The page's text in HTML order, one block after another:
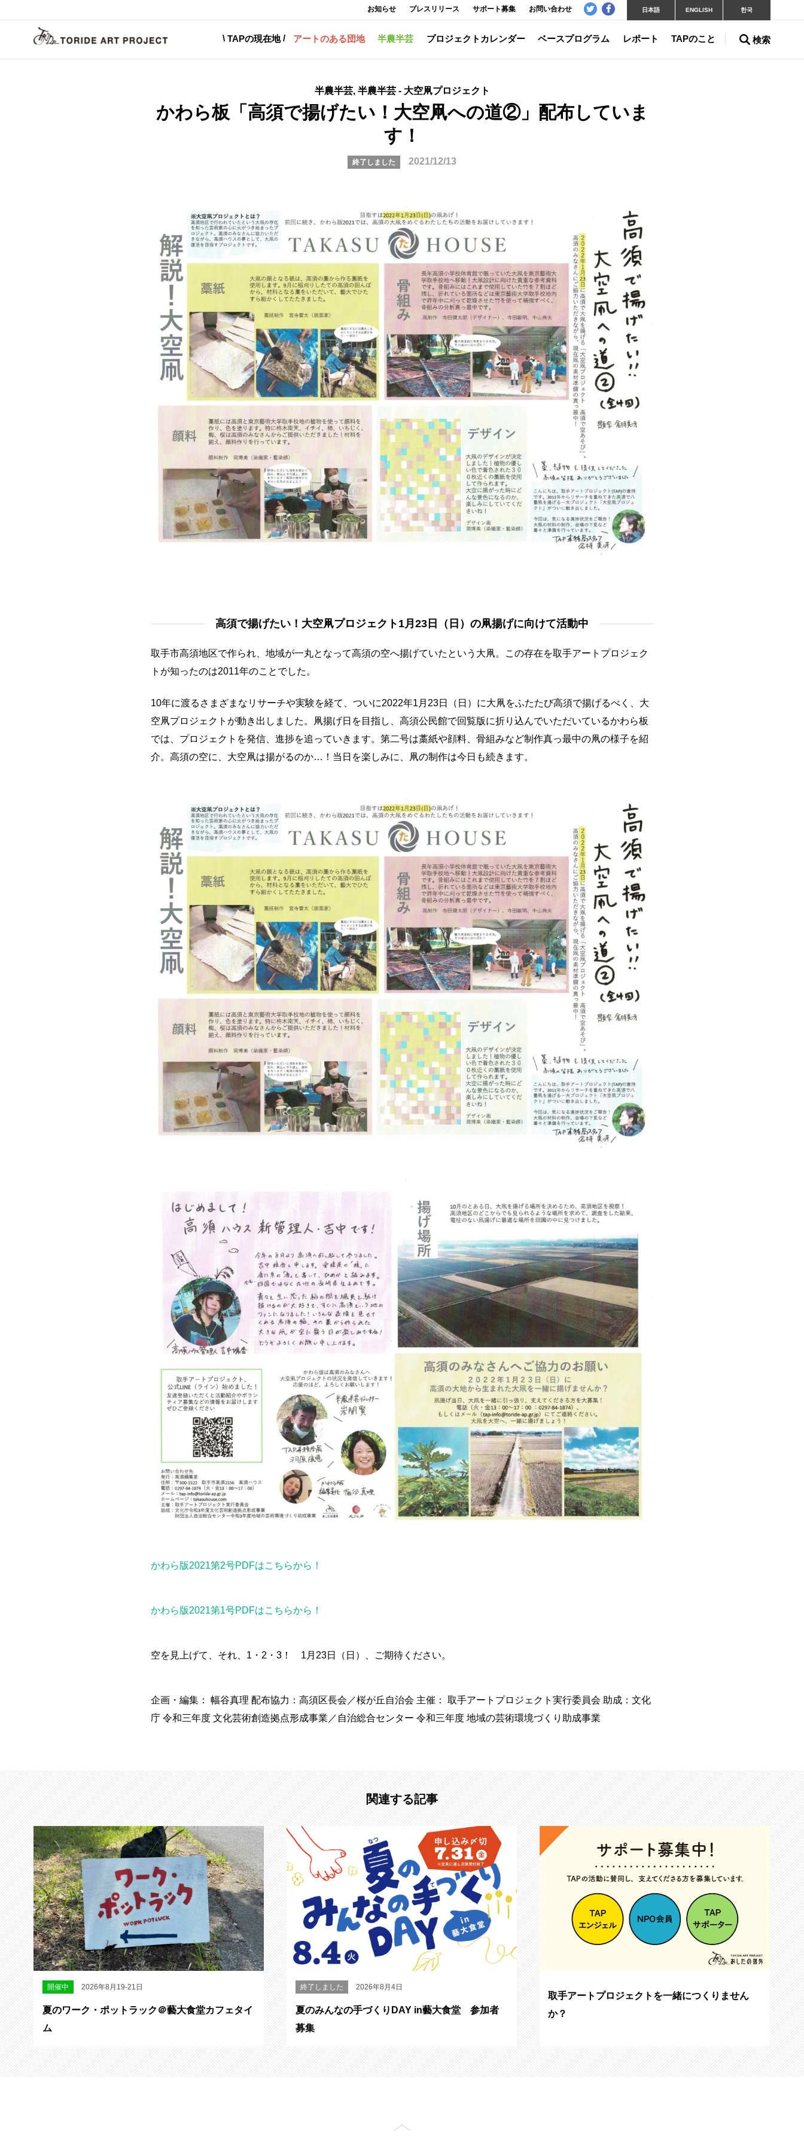
TAPの現在地 アートのある団地 半農半芸 プロジェクトカレンダー ベースプログラム レポート TAPのこと 検索
お知らせ プレスリリース サポート募集 お問い合わせ 日本語 ENGLISH 한국
半農半芸, 半農半芸 - 大空凧プロジェクト
かわら板「高須で揚げたい！大空凧への道②」配布していま
す！
終了しました 2021/12/13
高須で揚げたい！大空凧プロジェクト1月23日（日）の凧揚げに向けて活動中
取手市高須地区で作られ、地域が一丸となって高須の空へ揚げていたという大凧。この存在を取手アートプロジェク
トが知ったのは2011年のことでした。
10年に渡るさまざまなリサーチや実験を経て、ついに2022年1月23日（日）に大凧をふたたび高須で揚げるべく、大
空凧プロジェクトが動き出しました。凧揚げ日を目指し、高須公民館で回覧版に折り込んでいただいているかわら板
では、プロジェクトを発信、進捗を追っていきます。第二号は藁紙や顔料、骨組みなど制作真っ最中の凧の様子を紹
介。高須の空に、大空凧は揚がるのか…！当日を楽しみに、凧の制作は今日も続きます。
かわら版2021第2号PDFはこちらから！
かわら版2021第1号PDFはこちらから！
空を見上げて、それ、1・2・3！ 1月23日（日）、ご期待ください。
企画・編集： 幅谷真理 配布協力：高須区長会／桜が丘自治会 主催： 取手アートプロジェクト実行委員会 助成：文化
庁 令和三年度 文化芸術創造拠点形成事業／自治総合センター 令和三年度 地域の芸術環境づくり助成事業
関連する記事
開催中 2026年8月19-21日
夏のワーク・ポットラック＠藝大食堂カフェタイ
ム
終了しました 2026年8月4日
夏のみんなの手づくりDAY in藝大食堂 参加者
募集
取手アートプロジェクトを一緒につくりません
か？